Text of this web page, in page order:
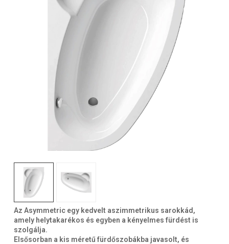
Az Asymmetric egy kedvelt aszimmetrikus sarokkád,
amely helytakarékos és egyben a kényelmes fürdést is
szolgálja.
Elsősorban a kis méretű fürdőszobákba javasolt, és